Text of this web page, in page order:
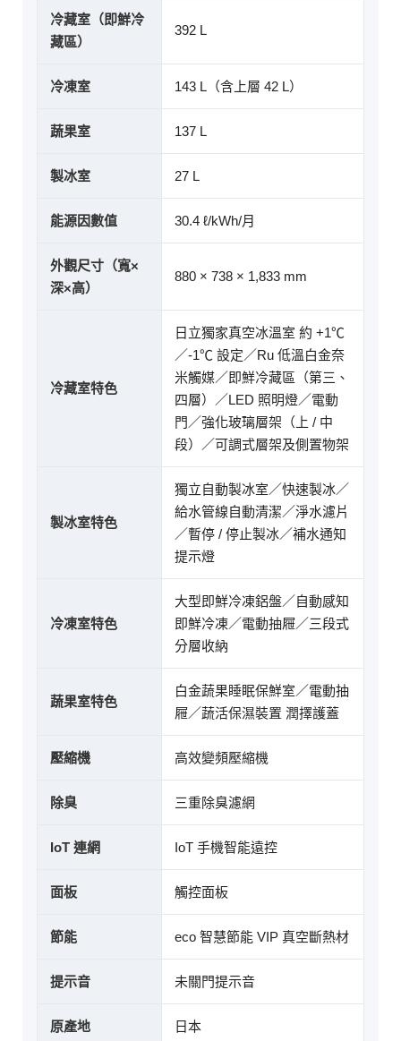
冷藏室（即鮮冷
藏區）
392 L
冷凍室 143 L（含上層 42 L）
蔬果室 137 L
製冰室 27 L
能源因數值 30.4 ℓ/kWh/月
外觀尺寸（寬×
深×高）
880 × 738 × 1,833 mm
冷藏室特色
日立獨家真空冰溫室 約 +1℃
／-1℃ 設定／Ru 低溫白金奈
米觸媒／即鮮冷藏區（第三、
四層）／LED 照明燈／電動
門／強化玻璃層架（上 / 中
段）／可調式層架及側置物架
製冰室特色
獨立自動製冰室／快速製冰／
給水管線自動清潔／淨水濾片
／暫停 / 停止製冰／補水通知
提示燈
冷凍室特色
大型即鮮冷凍鋁盤／自動感知
即鮮冷凍／電動抽屜／三段式
分層收納
蔬果室特色
白金蔬果睡眠保鮮室／電動抽
屜／蔬活保濕裝置 潤擇護蓋
壓縮機 高效變頻壓縮機
除臭 三重除臭濾網
IoT 連網 IoT 手機智能遠控
面板 觸控面板
節能 eco 智慧節能 VIP 真空斷熱材
提示音 未關門提示音
原產地 日本